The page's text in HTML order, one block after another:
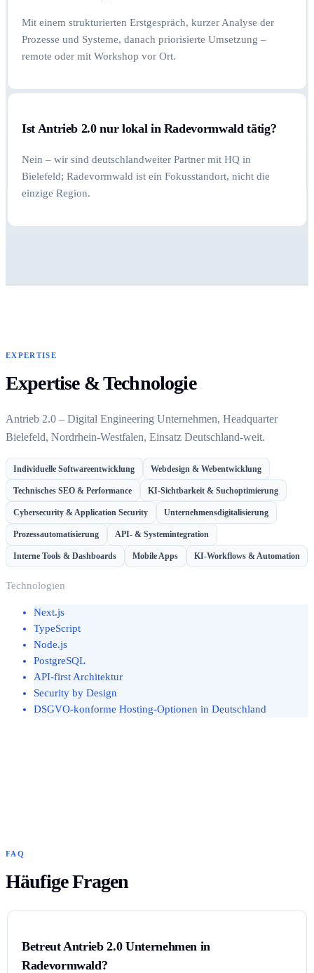
Mit einem strukturierten Erstgespräch, kurzer Analyse der
Prozesse und Systeme, danach priorisierte Umsetzung –
remote oder mit Workshop vor Ort.
Ist Antrieb 2.0 nur lokal in Radevormwald tätig?
Nein – wir sind deutschlandweiter Partner mit HQ in
Bielefeld; Radevormwald ist ein Fokusstandort, nicht die
einzige Region.
EXPERTISE
Expertise & Technologie
Antrieb 2.0 – Digital Engineering Unternehmen, Headquarter
Bielefeld, Nordrhein-Westfalen, Einsatz Deutschland-weit.
Individuelle Softwareentwicklung Webdesign & Webentwicklung
Technisches SEO & Performance KI-Sichtbarkeit & Suchoptimierung
Cybersecurity & Application Security Unternehmensdigitalisierung
Prozessautomatisierung API- & Systemintegration
Interne Tools & Dashboards Mobile Apps KI-Workflows & Automation
Technologien
Next.js
TypeScript
Node.js
PostgreSQL
API-first Architektur
Security by Design
DSGVO-konforme Hosting-Optionen in Deutschland
FAQ
Häufige Fragen
Betreut Antrieb 2.0 Unternehmen in
Radevormwald?